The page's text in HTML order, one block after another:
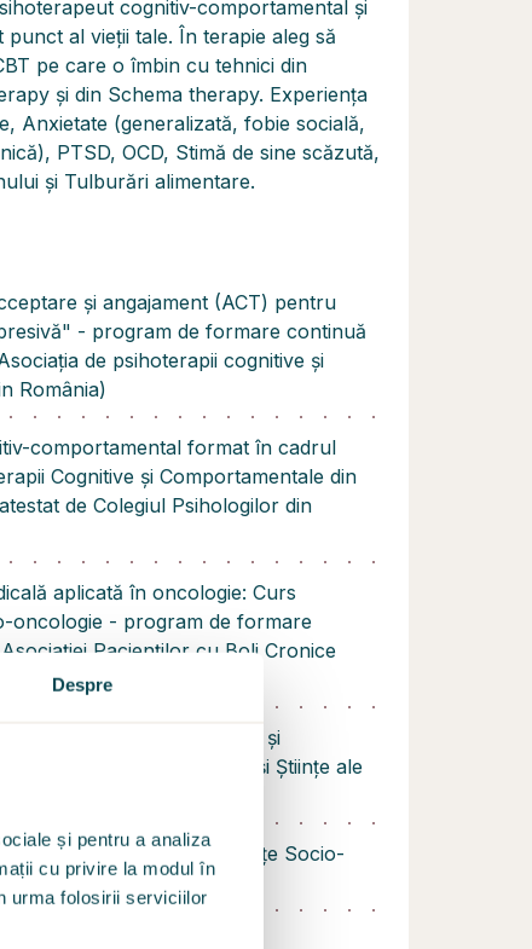
Despre
și pentru a analiza
cu privire la modul în
urma folosirii serviciilor
cognitiv-comportamental și
al vieții tale. În terapie aleg să
pe care o îmbin cu tehnici din
și din Schema therapy. Experiența
Anxietate (generalizată, fobie socială,
PTSD, OCD, Stimă de sine scăzută,
și Tulburări alimentare.
și angajament (ACT) pentru
- program de formare continuă
de psihoterapii cognitive și
România)
comportamental format în cadrul
Cognitive și Comportamentale din
de Colegiul Psihologilor din
aplicată în oncologie: Curs
oncologie - program de formare
Pacienților cu Boli Cronice
consiliere psihologică și
Facultății de Psihologie și Științe ale
din cadrul Facultății de Științe Socio-
Lucian Blaga